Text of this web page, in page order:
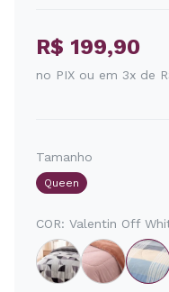
R$ 199,90
no PIX ou em 3x de
Tamanho
Queen
COR: Valentin Off